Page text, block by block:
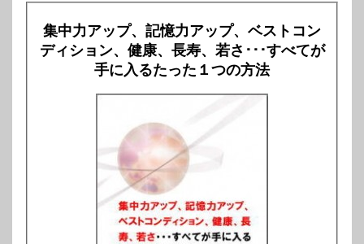
集中力アップ、記憶力アップ、ベストコン
ディション、健康、長寿、若さ･･･すべてが
手に入るたった１つの方法